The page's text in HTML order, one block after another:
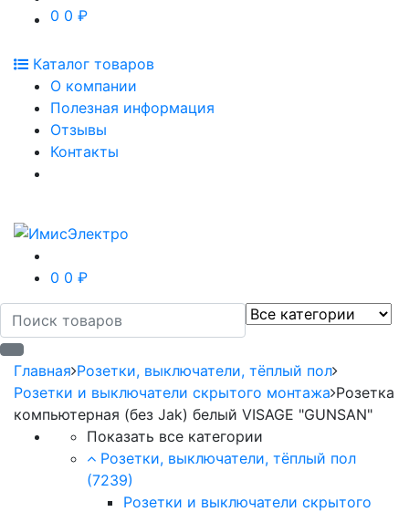
0 0 ₽
Каталог товаров
О компании
Полезная информация
Отзывы
Контакты
0 0 ₽
Главная Розетки, выключатели, тёплый пол
Розетки и выключатели скрытого монтажа Розетка
компьютерная (без Jak) белый VISAGE "GUNSAN"
Показать все категории
Розетки, выключатели, тёплый пол
(7239)
Розетки и выключатели скрытого